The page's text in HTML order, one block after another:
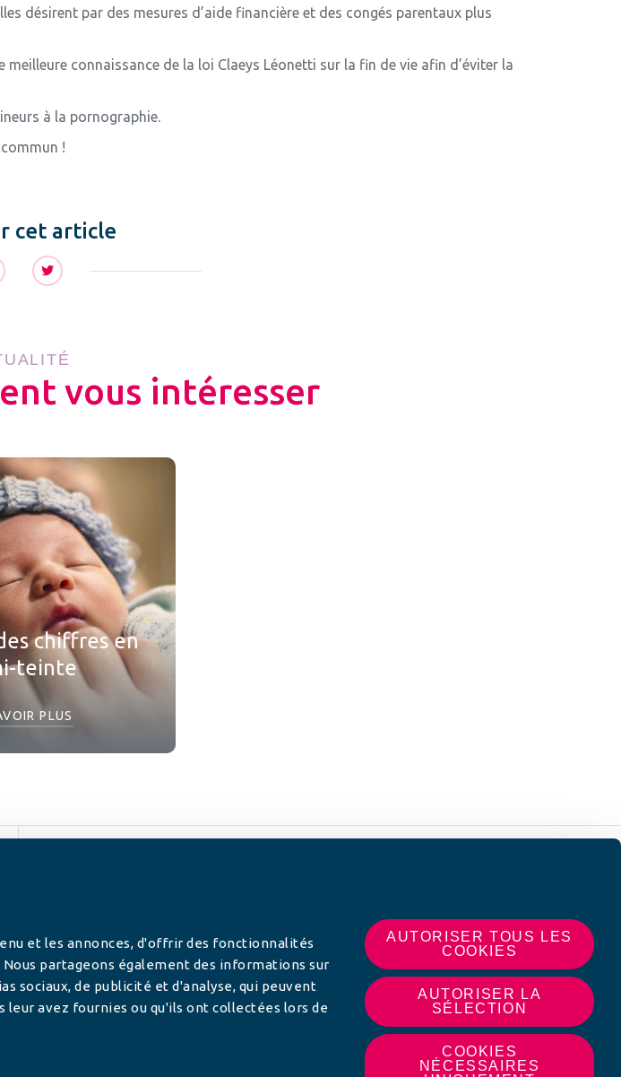
et les annonces, d'offrir des fonctionnalités
partageons également des informations sur
sociaux, de publicité et d'analyse, qui peuvent
avez fournies ou qu'ils ont collectées lors de
AUTORISER TOUS LES
COOKIES
AUTORISER LA
SÉLECTION
COOKIES
NÉCESSAIRES
désirent par des mesures d’aide financière et des congés parentaux plus
connaissance de la loi Claeys Léonetti sur la fin de vie afin d’éviter la
à la pornographie.
!
cet article
vous intéresser
chiffres en
teinte
PLUS